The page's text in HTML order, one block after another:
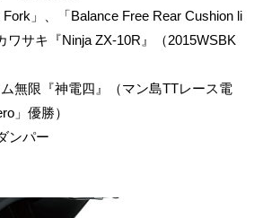
Fork」、「Balance Free Rear Cushion li
ワサキ『Ninja ZX-10R』（2015WSBK
無限『神電四』（マン島TTレース電
」優勝）
ンパー